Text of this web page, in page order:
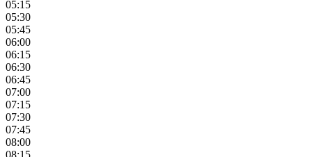
05:15
05:30
05:45
06:00
06:15
06:30
06:45
07:00
07:15
07:30
07:45
08:00